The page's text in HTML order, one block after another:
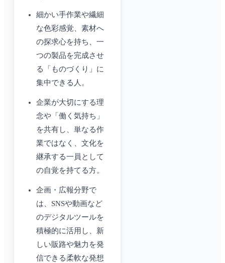
細かい手作業や繊細
な色彩感覚、素材へ
の探求心を持ち、一
つの製品を完成させ
る「ものづくり」に
集中できる人。
企業が大切にする理
念や「働く気持ち」
を共有し、単なる作
業ではなく、文化を
継承する一員として
の自覚を持てる方。
企画・広報分野で
は、SNSや動画など
のデジタルツールを
積極的に活用し、新
しい販路や魅力を発
信できる柔軟な発想